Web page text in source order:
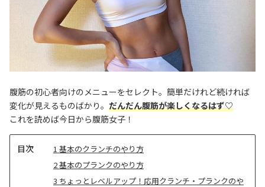
腹筋の初心者向けのメニューをセレクト。簡単だけれど続ければ
変化が見えるものばかり。 だんだん腹筋が楽しくなるはず♡
これを読めば今日から腹筋女子！
1 基本のクランチのやり方
2基本のプランクのやり方
3 ちょっとレベルアップ！応用クランチ・プランクのや